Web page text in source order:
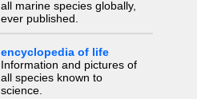
all marine species globally,
ever published.
encyclopedia of life
Information and pictures of
all species known to
science.